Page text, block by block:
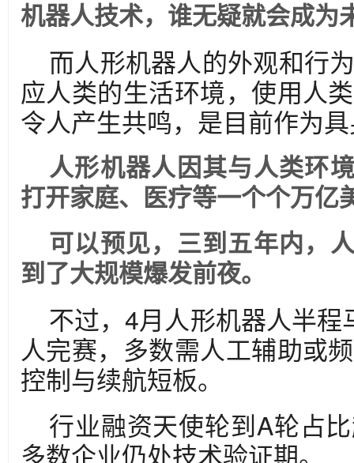
机器人技术，谁无疑就会成为
而人形机器人的外观和行
应人类的生活环境，使用人
令人产生共鸣，是目前作为
人形机器人因其与人类环
打开家庭、医疗等一个个万亿
可以预见，三到五年内，
到了大规模爆发前夜。
不过，4月人形机器人半
人完赛，多数需人工辅助或
控制与续航短板。
行业融资天使轮到A轮占
多数企业仍处技术验证期。